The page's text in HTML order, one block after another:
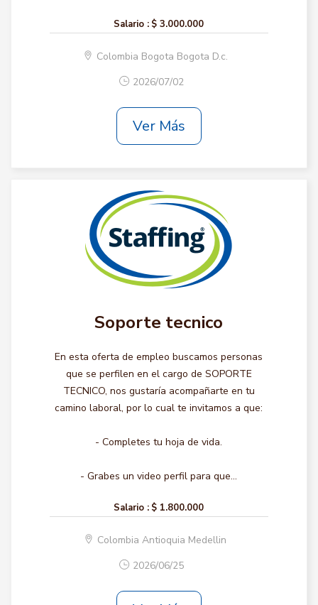
Salario : $ 3.000.000
Colombia Bogota Bogota D.c.
2026/07/02
Ver Más
Soporte tecnico
En esta oferta de empleo buscamos personas
que se perfilen en el cargo de SOPORTE
TECNICO, nos gustaría acompañarte en tu
camino laboral, por lo cual te invitamos a que:
- Completes tu hoja de vida.
- Grabes un video perfil para que...
Salario : $ 1.800.000
Colombia Antioquia Medellin
2026/06/25